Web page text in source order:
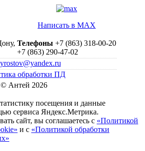
Написать в MAX
Телефоны +7 (863) 318-00-20
+7 (863) 290-47-02
обработки ПД
© Антей 2026
посещения и данные
сервиса Яндекс.Метрика.
сайт, вы соглашаетесь с «Политикой
и с «Политикой обработки